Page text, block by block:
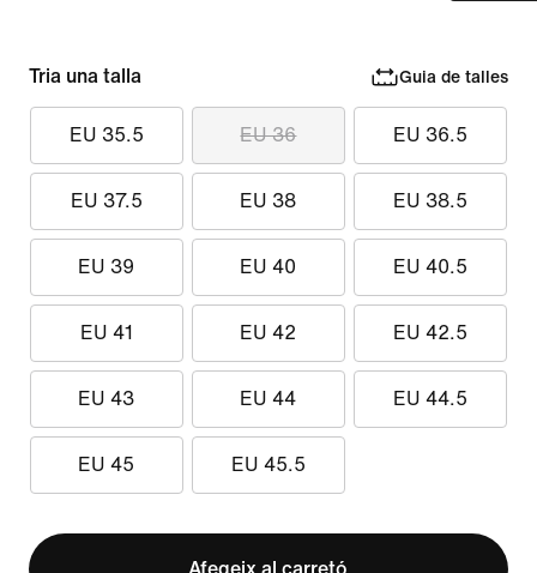
Tria una talla Guia de talles
EU 35.5 EU 36 EU 36.5
EU 37.5 EU 38 EU 38.5
EU 39 EU 40 EU 40.5
EU 41 EU 42 EU 42.5
EU 43 EU 44 EU 44.5
EU 45 EU 45.5
Afegeix al carretó